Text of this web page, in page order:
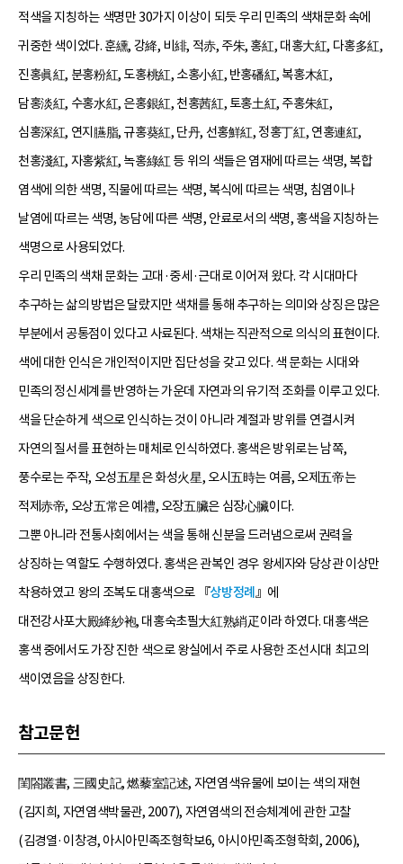
적색을 지칭하는 색명만 30가지 이상이 되듯 우리 민족의 색채문화 속에
귀중한 색이었다. 훈纁, 강絳, 비緋, 적赤, 주朱, 홍紅, 대홍大紅, 다홍多紅,
진홍眞紅, 분홍粉紅, 도홍桃紅, 소홍小紅, 반홍磻紅, 복홍木紅,
담홍淡紅, 수홍水紅, 은홍銀紅, 천홍茜紅, 토홍土紅, 주홍朱紅,
심홍深紅, 연지臙脂, 규홍葵紅, 단丹, 선홍鮮紅, 정홍丁紅, 연홍連紅,
천홍淺紅, 자홍紫紅, 녹홍綠紅 등 위의 색들은 염재에 따르는 색명, 복합
염색에 의한 색명, 직물에 따르는 색명, 복식에 따르는 색명, 침염이나
날염에 따르는 색명, 농담에 따른 색명, 안료로서의 색명, 홍색을 지칭하는
색명으로 사용되었다.
우리 민족의 색채 문화는 고대·중세·근대로 이어져 왔다. 각 시대마다
추구하는 삶의 방법은 달랐지만 색채를 통해 추구하는 의미와 상징은 많은
부분에서 공통점이 있다고 사료된다. 색채는 직관적으로 의식의 표현이다.
색에 대한 인식은 개인적이지만 집단성을 갖고 있다. 색 문화는 시대와
민족의 정신세계를 반영하는 가운데 자연과의 유기적 조화를 이루고 있다.
색을 단순하게 색으로 인식하는 것이 아니라 계절과 방위를 연결시켜
자연의 질서를 표현하는 매체로 인식하였다. 홍색은 방위로는 남쪽,
풍수로는 주작, 오성五星은 화성火星, 오시五時는 여름, 오제五帝는
적제赤帝, 오상五常은 예禮, 오장五臟은 심장心臟이다.
그뿐 아니라 전통사회에서는 색을 통해 신분을 드러냄으로써 권력을
상징하는 역할도 수행하였다. 홍색은 관복인 경우 왕세자와 당상관 이상만
착용하였고 왕의 조복도 대홍색으로 『상방정례 』에
대전강사포大殿絳紗袍, 대홍숙초필大紅熟綃疋이라 하였다. 대홍색은
홍색 중에서도 가장 진한 색으로 왕실에서 주로 사용한 조선시대 최고의
색이였음을 상징한다.
참고문헌
閨閤叢書, 三國史記, 燃藜室記述, 자연염색유물에 보이는 색의 재현
(김지희, 자연염색박물관, 2007), 자연염색의 전승체계에 관한 고찰
(김경열·이창경, 아시아민족조형학보6, 아시아민족조형학회, 2006),